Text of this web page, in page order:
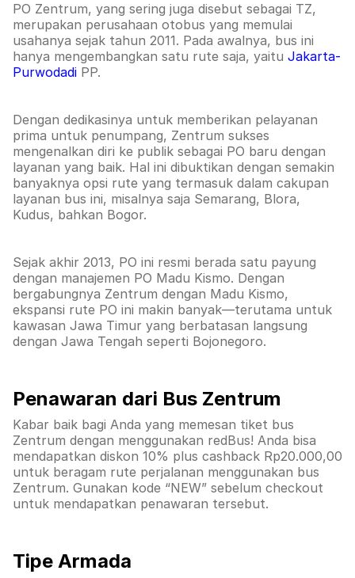
PO Zentrum, yang sering juga disebut sebagai TZ,
merupakan perusahaan otobus yang memulai
usahanya sejak tahun 2011. Pada awalnya, bus ini
hanya mengembangkan satu rute saja, yaitu Jakarta-
Purwodadi PP.
Dengan dedikasinya untuk memberikan pelayanan
prima untuk penumpang, Zentrum sukses
mengenalkan diri ke publik sebagai PO baru dengan
layanan yang baik. Hal ini dibuktikan dengan semakin
banyaknya opsi rute yang termasuk dalam cakupan
layanan bus ini, misalnya saja Semarang, Blora,
Kudus, bahkan Bogor.
Sejak akhir 2013, PO ini resmi berada satu payung
dengan manajemen PO Madu Kismo. Dengan
bergabungnya Zentrum dengan Madu Kismo,
ekspansi rute PO ini makin banyak—terutama untuk
kawasan Jawa Timur yang berbatasan langsung
dengan Jawa Tengah seperti Bojonegoro.
Penawaran dari Bus Zentrum
Kabar baik bagi Anda yang memesan tiket bus
Zentrum dengan menggunakan redBus! Anda bisa
mendapatkan diskon 10% plus cashback Rp20.000,00
untuk beragam rute perjalanan menggunakan bus
Zentrum. Gunakan kode “NEW” sebelum checkout
untuk mendapatkan penawaran tersebut.
Tipe Armada